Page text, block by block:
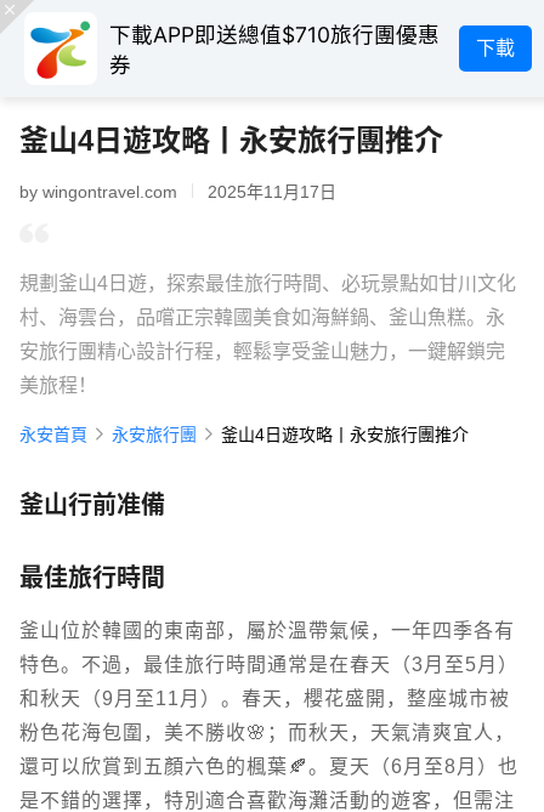
下載APP即送總值$710旅行團優惠
券
下載
釜山4日遊攻略丨永安旅行團推介
by wingontravel.com 2025年11月17日
規劃釜山4日遊，探索最佳旅行時間、必玩景點如甘川文化
村、海雲台，品嚐正宗韓國美食如海鮮鍋、釜山魚糕。永
安旅行團精心設計行程，輕鬆享受釜山魅力，一鍵解鎖完
美旅程！
永安首頁 永安旅行團 釜山4日遊攻略丨永安旅行團推介
釜山行前准備
最佳旅行時間
釜山位於韓國的東南部，屬於溫帶氣候，一年四季各有
特色。不過，最佳旅行時間通常是在春天（3月至5月）
和秋天（9月至11月）。春天，櫻花盛開，整座城市被
粉色花海包圍，美不勝收🌸；而秋天，天氣清爽宜人，
還可以欣賞到五顏六色的楓葉🍂。夏天（6月至8月）也
是不錯的選擇，特別適合喜歡海灘活動的遊客，但需注